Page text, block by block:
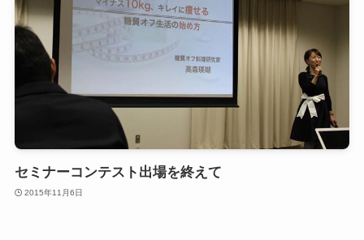
セミナーコンテスト出場を終えて
2015年11月6日